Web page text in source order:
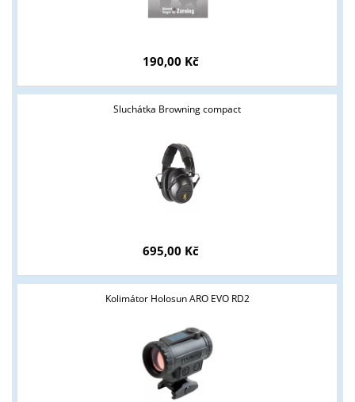
190,00 Kč
Sluchátka Browning compact
695,00 Kč
Kolimátor Holosun ARO EVO RD2
podnikatelům v oblasti zbraně a střelivo. Splňujete tyto
podmínky?
ANO NE